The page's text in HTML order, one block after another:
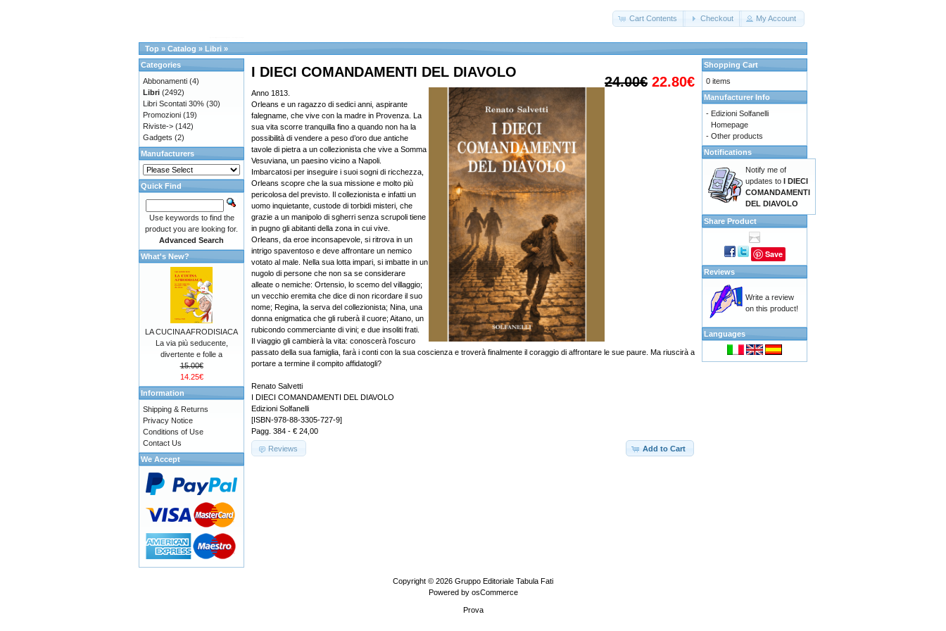
Cart Contents Checkout My Account
Top » Catalog » Libri »
24.00€ 22.80€
I DIECI COMANDAMENTI DEL DIAVOLO
Anno 1813.
Orleans e un ragazzo di sedici anni, aspirante
falegname, che vive con la madre in Provenza. La
sua vita scorre tranquilla fino a quando non ha la
possibilità di vendere a peso d’oro due antiche
tavole di pietra a un collezionista che vive a Somma
Vesuviana, un paesino vicino a Napoli.
Imbarcatosi per inseguire i suoi sogni di ricchezza,
Orleans scopre che la sua missione e molto più
pericolosa del previsto. Il collezionista e infatti un
uomo inquietante, custode di torbidi misteri, che
grazie a un manipolo di sgherri senza scrupoli tiene
in pugno gli abitanti della zona in cui vive.
Orleans, da eroe inconsapevole, si ritrova in un
intrigo spaventoso e deve affrontare un nemico
votato al male. Nella sua lotta impari, si imbatte in un
nugolo di persone che non sa se considerare
alleate o nemiche: Ortensio, lo scemo del villaggio;
un vecchio eremita che dice di non ricordare il suo
nome; Regina, la serva del collezionista; Nina, una
donna enigmatica che gli ruberà il cuore; Aitano, un
rubicondo commerciante di vini; e due insoliti frati.
Il viaggio gli cambierà la vita: conoscerà l’oscuro
passato della sua famiglia, farà i conti con la sua coscienza e troverà finalmente il coraggio di affrontare le sue paure. Ma riuscirà a
portare a termine il compito affidatogli?
Renato Salvetti
I DIECI COMANDAMENTI DEL DIAVOLO
Edizioni Solfanelli
[ISBN-978-88-3305-727-9]
Pagg. 384 - € 24,00
Add to Cart
Reviews
Categories
Abbonamenti (4)
Libri (2492)
Libri Scontati 30% (30)
Promozioni (19)
Riviste-> (142)
Gadgets (2)
Manufacturers
Quick Find
Use keywords to find the
product you are looking for.
Advanced Search
What's New?
LA CUCINA AFRODISIACA
La via più seducente,
divertente e folle a
15.00€
14.25€
Information
Shipping & Returns
Privacy Notice
Conditions of Use
Contact Us
We Accept
Shopping Cart
0 items
Manufacturer Info
- Edizioni Solfanelli
Homepage
- Other products
Notifications
Notify me of
updates to I DIECI
COMANDAMENTI
DEL DIAVOLO
Share Product
Save
Reviews
Write a review
on this product!
Languages
Copyright © 2026 Gruppo Editoriale Tabula Fati
Powered by osCommerce
Prova